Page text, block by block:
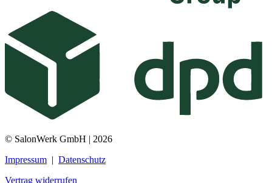
© SalonWerk GmbH | 2026
Impressum | Datenschutz
Vertrag widerrufen